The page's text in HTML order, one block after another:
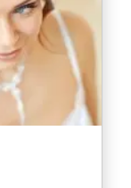
30% vous
valider
24H
sera